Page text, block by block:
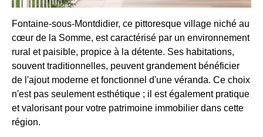
Fontaine-sous-Montdidier, ce pittoresque village niché au
cœur de la Somme, est caractérisé par un environnement
rural et paisible, propice à la détente. Ses habitations,
souvent traditionnelles, peuvent grandement bénéficier
de l'ajout moderne et fonctionnel d'une véranda. Ce choix
n'est pas seulement esthétique ; il est également pratique
et valorisant pour votre patrimoine immobilier dans cette
région.